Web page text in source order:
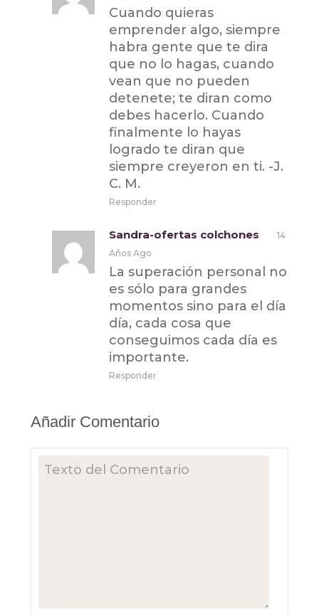
Cuando quieras
emprender algo, siempre
habra gente que te dira
que no lo hagas, cuando
vean que no pueden
detenete; te diran como
debes hacerlo. Cuando
finalmente lo hayas
logrado te diran que
siempre creyeron en ti. -J.
C. M.
Responder
Sandra-ofertas colchones
14
Años Ago
La superación personal no
es sólo para grandes
momentos sino para el día
día, cada cosa que
conseguimos cada día es
importante.
Responder
Añadir Comentario